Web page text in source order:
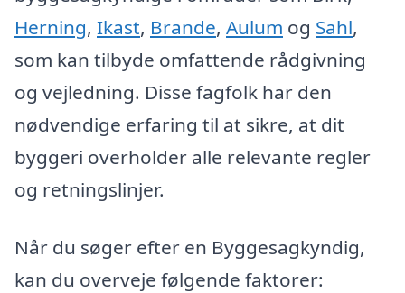
Herning, Ikast, Brande, Aulum og Sahl,
som kan tilbyde omfattende rådgivning
og vejledning. Disse fagfolk har den
nødvendige erfaring til at sikre, at dit
byggeri overholder alle relevante regler
og retningslinjer.
Når du søger efter en Byggesagkyndig,
kan du overveje følgende faktorer: